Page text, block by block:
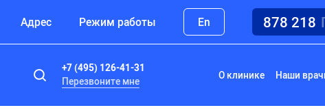
Адрес Режим работы En 878 218
+7 (495) 126-41-31
Перезвоните мне
О клинике Наши